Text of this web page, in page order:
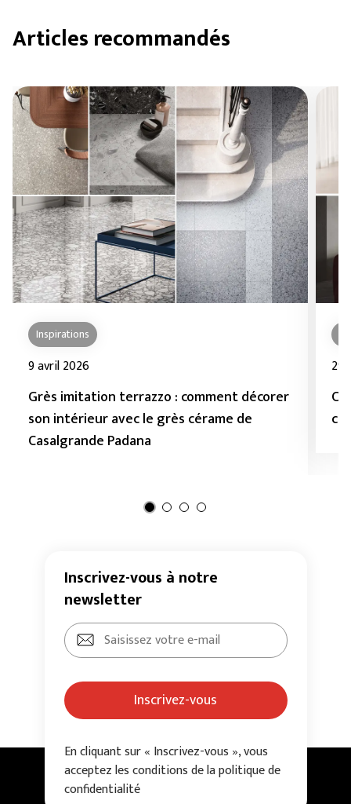
Articles recommandés
Inspirations
9 avril 2026
Grès imitation terrazzo : comment décorer
son intérieur avec le grès cérame de
Casalgrande Padana
29
Inscrivez-vous à notre
newsletter
Inscrivez-vous
En cliquant sur « Inscrivez-vous », vous
acceptez les conditions de la politique de
confidentialité